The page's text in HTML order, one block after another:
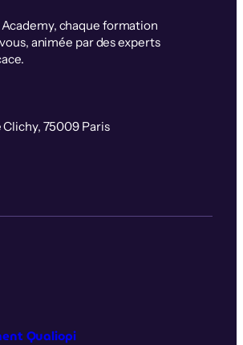
chaque formation
animée par des experts
Clichy, 75009 Paris
Qualiopi